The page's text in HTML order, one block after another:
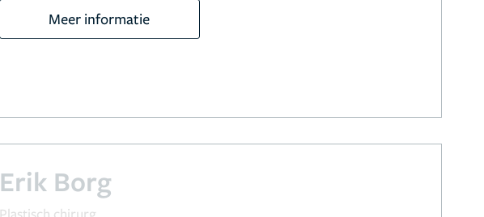
Meer informatie
Erik Borg